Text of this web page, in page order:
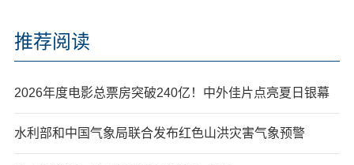
推荐阅读
2026年度电影总票房突破240亿！中外佳片点亮夏日银幕
水利部和中国气象局联合发布红色山洪灾害气象预警